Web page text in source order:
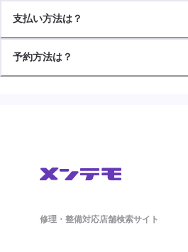
支払い方法は？
予約方法は？
修理・整備対応店舗検索サイト